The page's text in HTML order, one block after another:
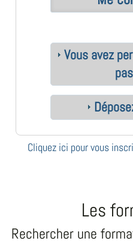
Vous avez
Cliquez ici pour vous
Les
Rechercher une